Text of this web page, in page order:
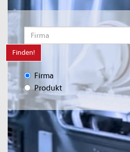
Finden!
Firma
Produkt